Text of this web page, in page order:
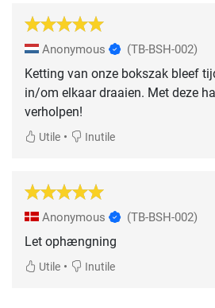
Anonymous (TB-BSH-002)
Ketting van onze bokszak bleef
in/om elkaar draaien. Met deze
verholpen!
Utile • Inutile
Anonymous (TB-BSH-002)
Let ophængning
Utile • Inutile